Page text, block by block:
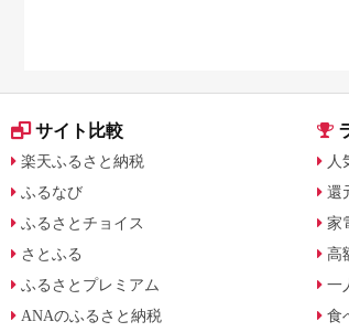
サイト比較
楽天ふるさと納税
ふるなび
ふるさとチョイス
さとふる
ふるさとプレミアム
ANAのふるさと納税
人
還
家
高
一
食